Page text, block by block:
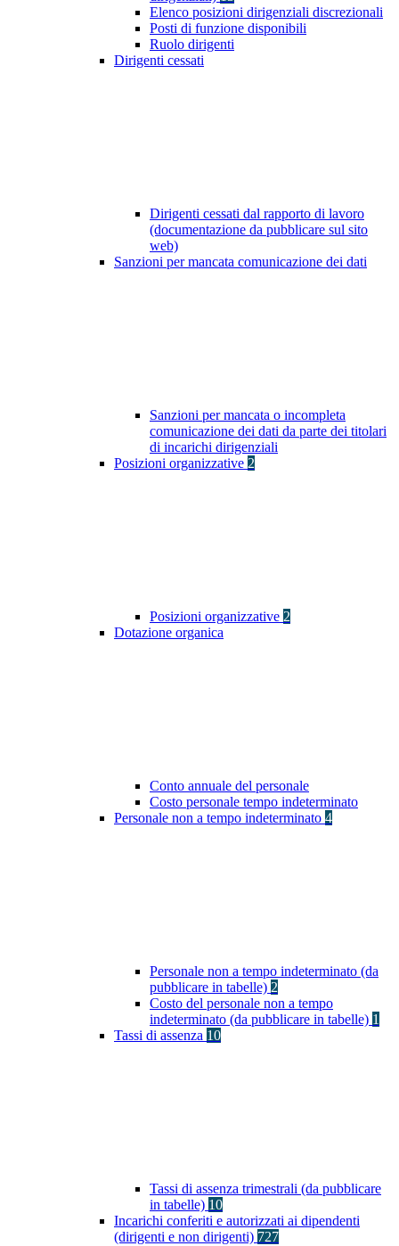
Elenco posizioni dirigenziali discrezionali
Posti di funzione disponibili
Ruolo dirigenti
Dirigenti cessati
Dirigenti cessati dal rapporto di lavoro
(documentazione da pubblicare sul sito
web)
Sanzioni per mancata comunicazione dei dati
Sanzioni per mancata o incompleta
comunicazione dei dati da parte dei titolari
di incarichi dirigenziali
Posizioni organizzative 2
Posizioni organizzative 2
Dotazione organica
Conto annuale del personale
Costo personale tempo indeterminato
Personale non a tempo indeterminato 4
Personale non a tempo indeterminato (da
pubblicare in tabelle) 2
Costo del personale non a tempo
indeterminato (da pubblicare in tabelle) 1
Tassi di assenza 10
Tassi di assenza trimestrali (da pubblicare
in tabelle) 10
Incarichi conferiti e autorizzati ai dipendenti
(dirigenti e non dirigenti) 727